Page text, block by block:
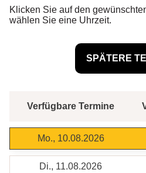
Klicken Sie auf den
wählen Sie eine Uhrzeit.
Verfügbare Termine
Mo., 10.08.2026
Di., 11.08.2026